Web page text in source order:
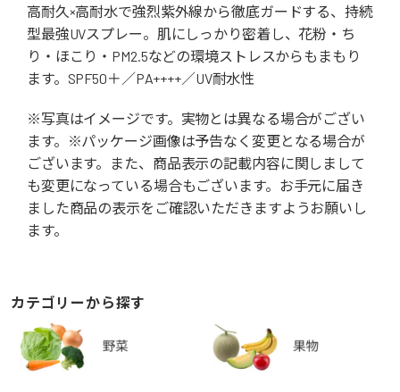
高耐久×高耐水で強烈紫外線から徹底ガードする、持続
型最強UVスプレー。肌にしっかり密着し、花粉・ち
り・ほこり・PM2.5などの環境ストレスからもまもり
ます。SPF50＋／PA++++／UV耐水性
※写真はイメージです。実物とは異なる場合がござい
ます。※パッケージ画像は予告なく変更となる場合が
ございます。また、商品表示の記載内容に関しまして
も変更になっている場合もございます。お手元に届き
ました商品の表示をご確認いただきますようお願いし
ます。
カテゴリーから探す